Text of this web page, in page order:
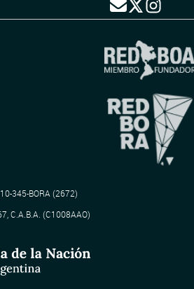
345-BORA (2672)
C.A.B.A. (C1008AAO)